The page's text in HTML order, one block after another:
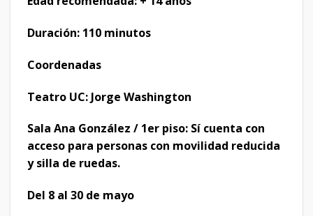
Duración: 110 minutos
Coordenadas
Teatro UC: Jorge Washington
Sala Ana González / 1er piso: Sí cuenta con
acceso para personas con movilidad reducida
y silla de ruedas.
Del 8 al 30 de mayo